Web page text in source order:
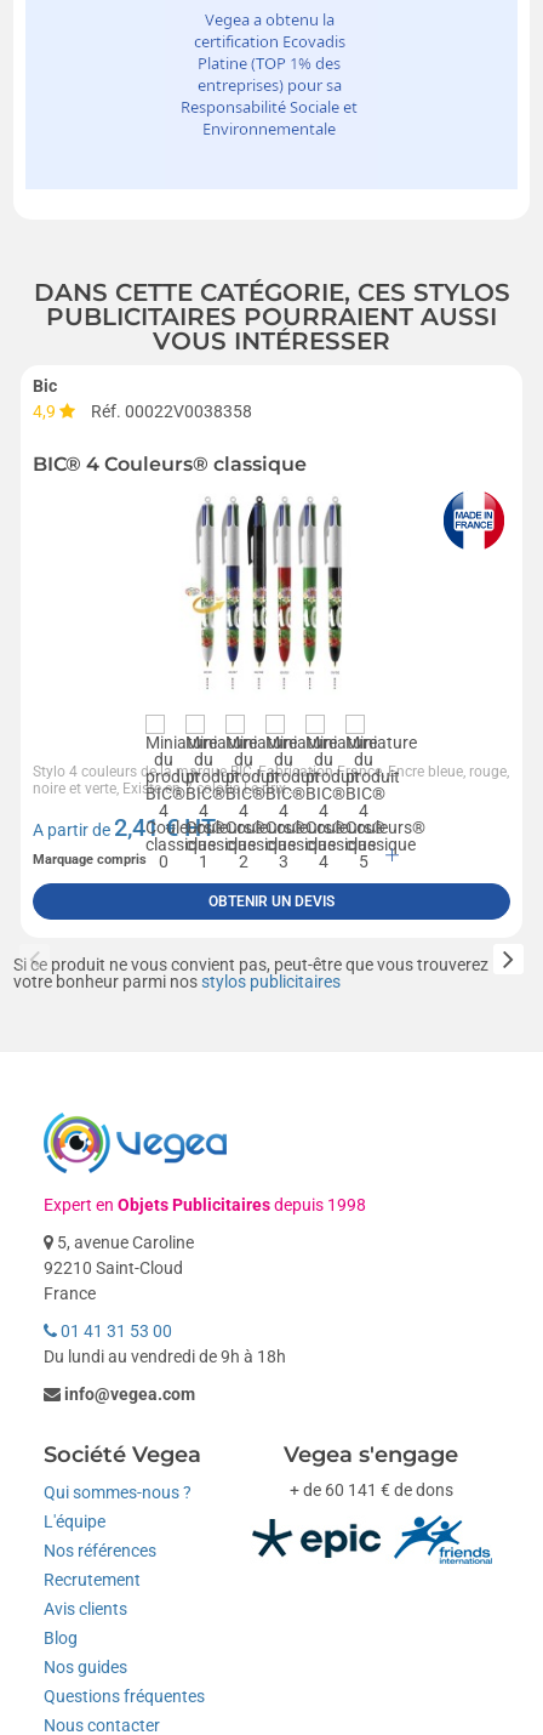
DANS CETTE CATÉGORIE, CES STYLOS
PUBLICITAIRES POURRAIENT AUSSI
VOUS INTÉRESSER
Bic
4,9
Réf. 00022V0038358
BIC® 4 Couleurs® classique
Stylo 4 couleurs de la marque BIC, Fabrication France, Encre bleue, rouge,
noire et verte, Existe en 7 coloris Le prix...
A partir de2,41€ HT
Marquage compris
OBTENIR UN DEVIS
Si ce produit ne vous convient pas, peut-être que vous trouverez
votre bonheur parmi nosstylos publicitaires
Expert enObjets Publicitairesdepuis 1998
5, avenue Caroline
92210 Saint-Cloud
France
01 41 31 53 00
Du lundi au vendredi de 9h à 18h
info@vegea.com
Société Vegea
Qui sommes-nous ?
L'équipe
Nos références
Recrutement
Avis clients
Blog
Nos guides
Questions fréquentes
Nous contacter
Vegea s'engage
+ de 60 141 € de dons